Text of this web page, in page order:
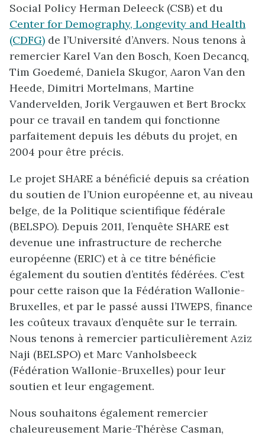
Social Policy Herman Deleeck (CSB) et du
Center for Demography, Longevity and Health
(CDFG) de l’Université d’Anvers. Nous tenons à
remercier Karel Van den Bosch, Koen Decancq,
Tim Goedemé, Daniela Skugor, Aaron Van den
Heede, Dimitri Mortelmans, Martine
Vandervelden, Jorik Vergauwen et Bert Brockx
pour ce travail en tandem qui fonctionne
parfaitement depuis les débuts du projet, en
2004 pour être précis.
Le projet SHARE a bénéficié depuis sa création
du soutien de l’Union européenne et, au niveau
belge, de la Politique scientifique fédérale
(BELSPO). Depuis 2011, l’enquête SHARE est
devenue une infrastructure de recherche
européenne (ERIC) et à ce titre bénéficie
également du soutien d’entités fédérées. C’est
pour cette raison que la Fédération Wallonie-
Bruxelles, et par le passé aussi l’IWEPS, finance
les coûteux travaux d’enquête sur le terrain.
Nous tenons à remercier particulièrement Aziz
Naji (BELSPO) et Marc Vanholsbeeck
(Fédération Wallonie-Bruxelles) pour leur
soutien et leur engagement.
Nous souhaitons également remercier
chaleureusement Marie-Thérèse Casman,